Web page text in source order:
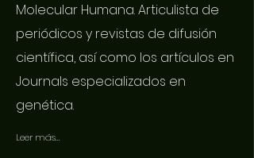
Molecular Humana. Articulista de
periódicos y revistas de difusión
científica, así como los artículos en
Journals especializados en
genética.
Leer más...